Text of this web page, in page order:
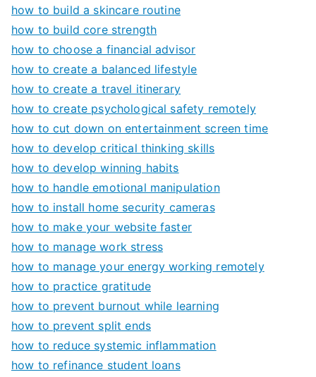
how to build a skincare routine
how to build core strength
how to choose a financial advisor
how to create a balanced lifestyle
how to create a travel itinerary
how to create psychological safety remotely
how to cut down on entertainment screen time
how to develop critical thinking skills
how to develop winning habits
how to handle emotional manipulation
how to install home security cameras
how to make your website faster
how to manage work stress
how to manage your energy working remotely
how to practice gratitude
how to prevent burnout while learning
how to prevent split ends
how to reduce systemic inflammation
how to refinance student loans